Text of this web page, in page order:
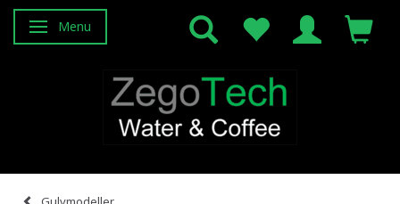
Skifte navigation
Menu